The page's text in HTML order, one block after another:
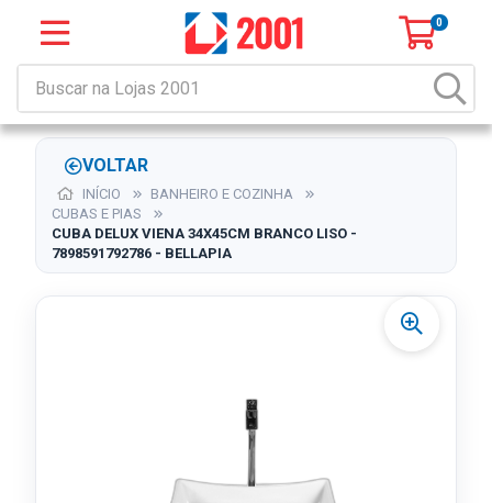
0
VOLTAR
INÍCIO
BANHEIRO E COZINHA
CUBAS E PIAS
CUBA DELUX VIENA 34X45CM BRANCO LISO -
7898591792786 - BELLAPIA